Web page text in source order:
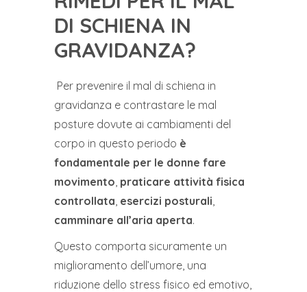
DI SCHIENA IN
GRAVIDANZA?
Per prevenire il mal di schiena in
gravidanza e contrastare le mal
posture dovute ai cambiamenti del
corpo in questo periodo è
fondamentale per le donne fare
movimento praticare attività fisica
controllata esercizi posturali
camminare all’aria aperta.
Questo comporta sicuramente un
miglioramento dell’umore, una
riduzione dello stress fisico ed emotivo,